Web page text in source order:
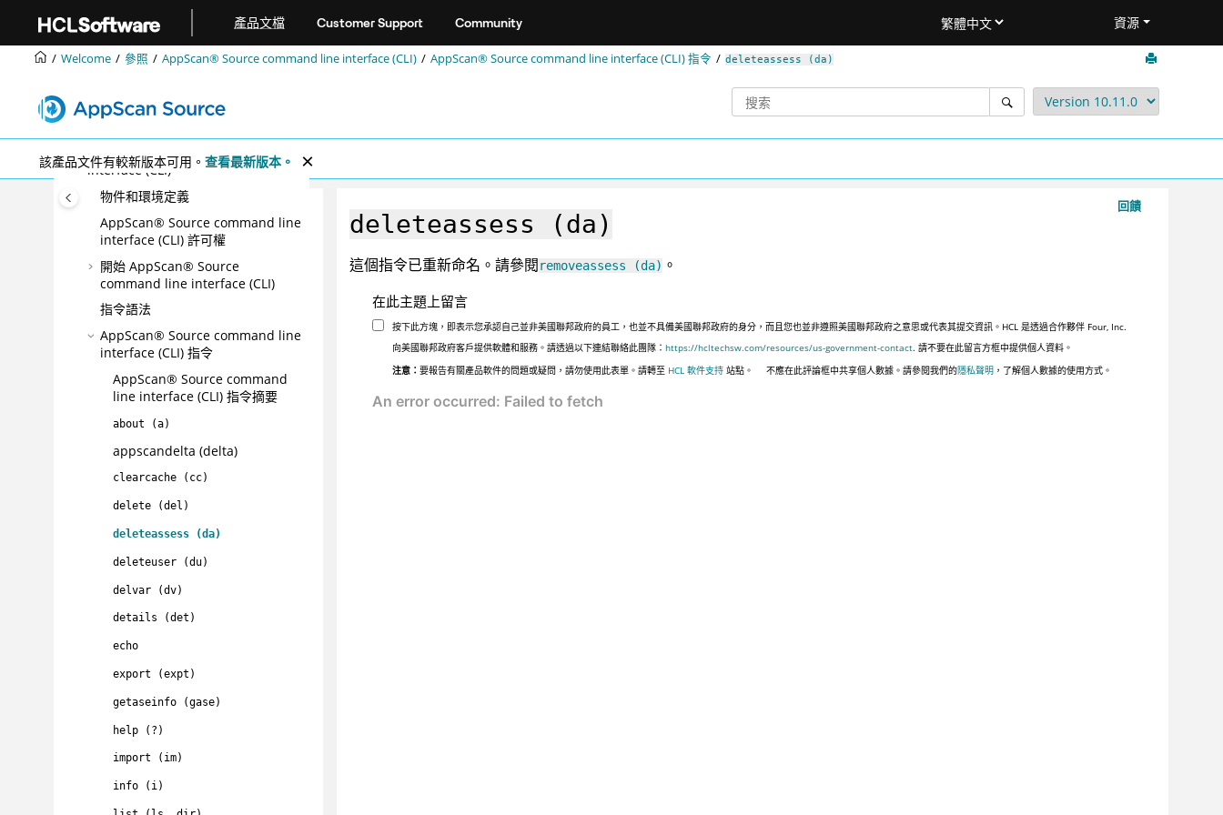
產品文檔 Customer Support Community 資源
Welcome 參照 AppScan® Source command line interface (CLI) AppScan® Source command line interface (CLI)指令 deleteassess (da)
該產品文件有較新版本可用。 查看最新版本。
分類及分析
報告
參照
AppScan® Source command line
interface (CLI)
物件和環境定義
AppScan® Source command line
interface (CLI) 許可權
開始 AppScan® Source
command line interface (CLI)
指令語法
AppScan® Source command line
interface (CLI) 指令
AppScan® Source command
line interface (CLI) 指令摘要
about (a)
appscandelta (delta)
clearcache (cc)
delete (del)
deleteassess (da)
deleteuser (du)
delvar (dv)
details (det)
echo
export (expt)
getaseinfo (gase)
help (?)
import (im)
info (i)
回饋
deleteassess (da)
這個指令已重新命名。請參閱removeassess (da) 。
在此主題上留言
按下此方塊，即表示您承認自己並非美國聯邦政府的員工，也並不具備美國聯邦政府的身分，而且您也並非遵照美國聯邦政府之意思或代表其提交資訊。HCL 是透過合作夥伴 Four, Inc.
向美國聯邦政府客戶提供軟體和服務。請透過以下連結聯絡此團隊：https://hcltechsw.com/resources/us-government-contact. 請不要在此留言方框中提供個人資料。
注意：要報告有關產品軟件的問題或疑問，請勿使用此表單。請轉至 HCL 軟件支持 站點。 不應在此評論框中共享個人數據。請參閱我們的隱私聲明 ，了解個人數據的使用方式。